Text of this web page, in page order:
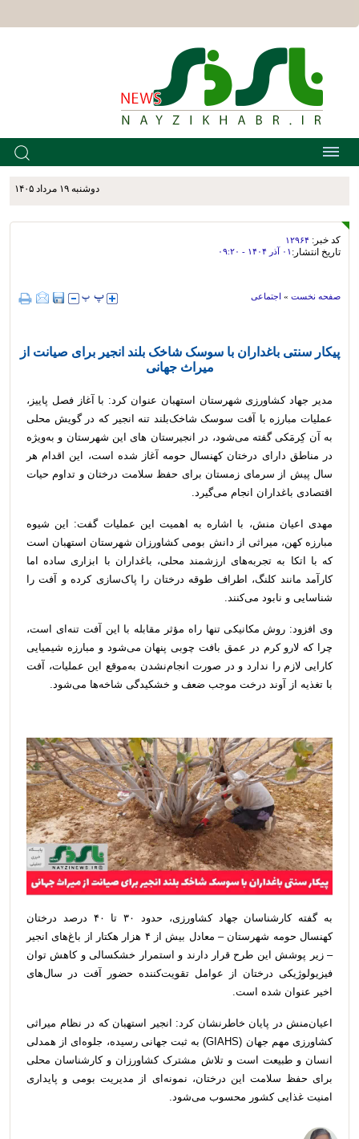
دوشنبه ۱۹ مرداد ۱۴۰۵
کد خبر: ۱۲۹۶۴
تاریخ انتشار: ۰۱ آذر ۱۴۰۴ - ۰۹:۲۰
صفحه نخست » اجتماعی
پیکار سنتی باغداران با سوسک شاخک بلند انجیر برای صیانت از
میراث جهانی
مدیر جهاد کشاورزی شهرستان استهبان عنوان کرد: با آغاز فصل پاییز،
عملیات مبارزه با آفت سوسک شاخک‌بلند تنه انجیر که در گویش محلی
به آن کِرمَکی گفته می‌شود، در انجیرستان های این شهرستان و به‌ویژه
در مناطق دارای درختان کهنسال حومه آغاز شده است، این اقدام هر
سال پیش از سرمای زمستان برای حفظ سلامت درختان و تداوم حیات
اقتصادی باغداران انجام می‌گیرد.
مهدی اعیان منش، با اشاره به اهمیت این عملیات گفت: این شیوه
مبارزه کهن، میراثی از دانش بومی کشاورزان شهرستان استهبان است
که با اتکا به تجربه‌های ارزشمند محلی، باغداران با ابزاری ساده اما
کارآمد مانند کلنگ، اطراف طوقه درختان را پاک‌سازی کرده و آفت را
شناسایی و نابود می‌کنند.
وی افزود: روش مکانیکی تنها راه مؤثر مقابله با این آفت تنه‌ای است،
چرا که لارو کرم در عمق بافت چوبی پنهان می‌شود و مبارزه شیمیایی
کارایی لازم را ندارد و در صورت انجام‌نشدن به‌موقع این عملیات، آفت
با تغذیه از آوند درخت موجب ضعف و خشکیدگی شاخه‌ها می‌شود.
به گفته کارشناسان جهاد کشاورزی، حدود ۳۰ تا ۴۰ درصد درختان
کهنسال حومه شهرستان – معادل بیش از ۴ هزار هکتار از باغ‌های انجیر
– زیر پوشش این طرح قرار دارند و استمرار خشکسالی و کاهش توان
فیزیولوژیکی درختان از عوامل تقویت‌کننده حضور آفت در سال‌های
اخیر عنوان شده است.
اعیان‌منش در پایان خاطرنشان کرد: انجیر استهبان که در نظام میراثی
کشاورزی مهم جهان (GIAHS) به ثبت جهانی رسیده، جلوه‌ای از همدلی
انسان و طبیعت است و تلاش مشترک کشاورزان و کارشناسان محلی
برای حفظ سلامت این درختان، نمونه‌ای از مدیریت بومی و پایداری
امنیت غذایی کشور محسوب می‌شود.